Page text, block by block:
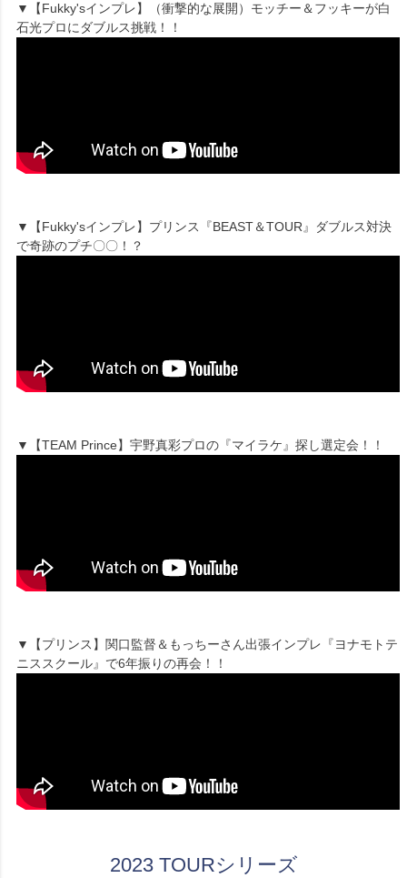
▼【Fukky'sインプレ】（衝撃的な展開）モッチー＆フッキーが白
石光プロにダブルス挑戦！！
▼【Fukky'sインプレ】プリンス『BEAST＆TOUR』ダブルス対決
で奇跡のプチ〇〇！？
▼【TEAM Prince】宇野真彩プロの『マイラケ』探し選定会！！
▼【プリンス】関口監督＆もっちーさん出張インプレ『ヨナモトテ
ニススクール』で6年振りの再会！！
2023 TOURシリーズ